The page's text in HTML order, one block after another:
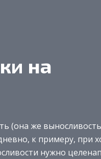
на
(она же
к примеру, при
нужно